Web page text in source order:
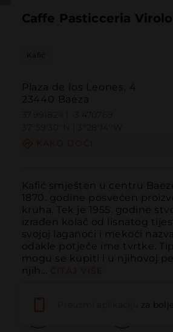
Caffe Pasticceria Virolo
Kafić
Plaza de los Leones, 4
23440 Baeza
Kafić smješten u centru
1870. godine posvećen
kruha. Tek je 1955. godine
izrađen kolač od lisnatog
svojoj laganoći i mekoći
odakle potječe ime tvrtke.
mogu se kupiti i u njihovoj
njih...
za